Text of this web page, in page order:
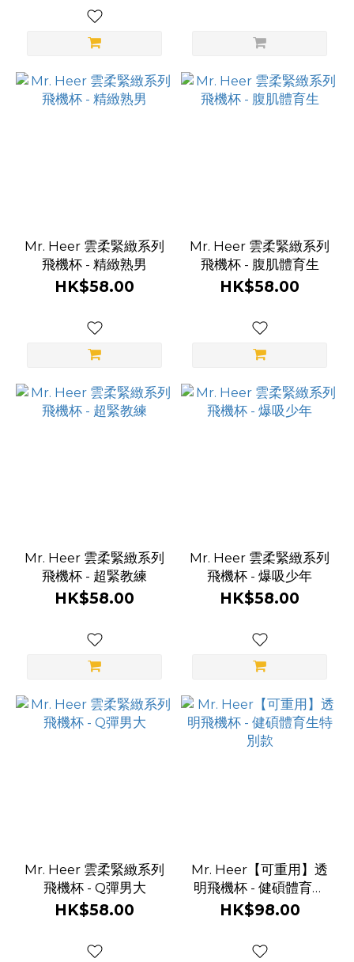
Mr. Heer 雲柔緊緻系列
飛機杯 - 精緻熟男
HK$58.00
Mr. Heer 雲柔緊緻系列
飛機杯 - 腹肌體育生
HK$58.00
Mr. Heer 雲柔緊緻系列
飛機杯 - 超緊教練
HK$58.00
Mr. Heer 雲柔緊緻系列
飛機杯 - 爆吸少年
HK$58.00
Mr. Heer 雲柔緊緻系列
飛機杯 - Q彈男大
HK$58.00
Mr. Heer【可重用】透
明飛機杯 - 健碩體育生
特別款
HK$98.00